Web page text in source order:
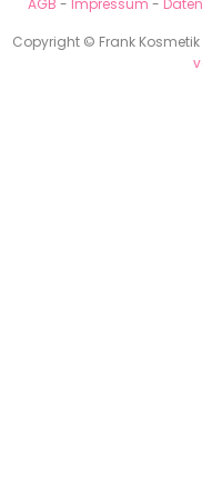
Copyright © Frank